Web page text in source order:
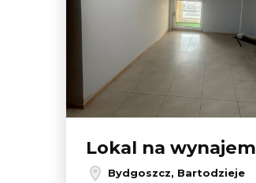
Lokal na wynajem
Bydgoszcz, Bartodzieje